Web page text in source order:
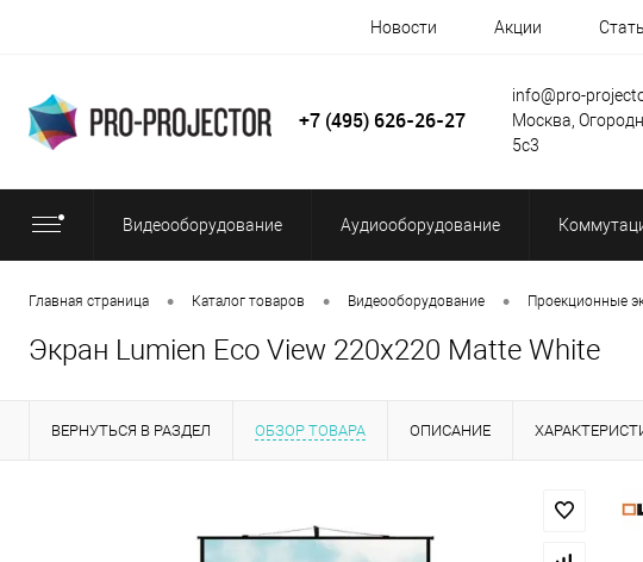
Новости Акции
+7 (495) 626-26-27
info@pro-
Москва,
5с3
Видеооборудование Аудиооборудование
Главная страница • Каталог товаров • Видеооборудование • Проекционные
Экран Lumien Eco View 220x220 Matte White
ВЕРНУТЬСЯ В РАЗДЕЛ ОБЗОР ТОВАРА ОПИСАНИЕ